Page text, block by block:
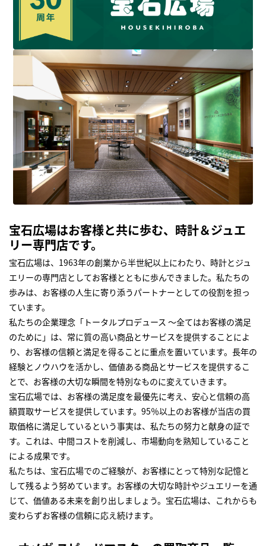
宝石広場はお客様と共に歩む、時計＆ジュエ
リー専門店です。
宝石広場は、1963年の創業から半世紀以上にわたり、時計とジュ
エリーの専門店としてお客様とともに歩んできました。私たちの
歩みは、お客様の人生に寄り添うパートナーとしての役割を担っ
ています。
私たちの企業理念「トータルプロデュース ～全てはお客様の満足
のために」は、常に質の高い商品とサービスを提供することによ
り、お客様の信頼と満足を得ることに重点を置いています。長年の
経験とノウハウを活かし、価値ある商品とサービスを提供するこ
とで、お客様の大切な瞬間を特別なものに変えていきます。
宝石広場では、お客様の満足度を最優先に考え、安心と信頼の高
額買取サービスを提供しています。95％以上のお客様が当店の買
取価格に満足しているという事実は、私たちの努力と献身の証で
す。これは、中間コストを削減し、市場動向を熟知していること
による成果です。
私たちは、宝石広場でのご経験が、お客様にとって特別な記憶と
して残るよう努めています。お客様の大切な時計やジュエリーを通
じて、価値ある未来を創り出しましょう。宝石広場は、これからも
変わらずお客様の信頼に応え続けます。